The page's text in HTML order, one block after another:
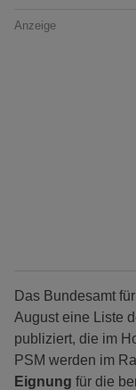
Anzeige
Das Bundesamt
August eine Liste
publiziert, die im
PSM werden im
Eignung für die